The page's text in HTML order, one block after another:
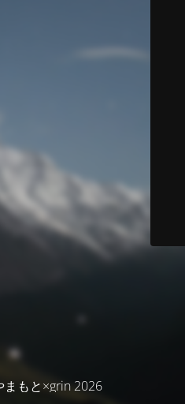
もと×grin 2026